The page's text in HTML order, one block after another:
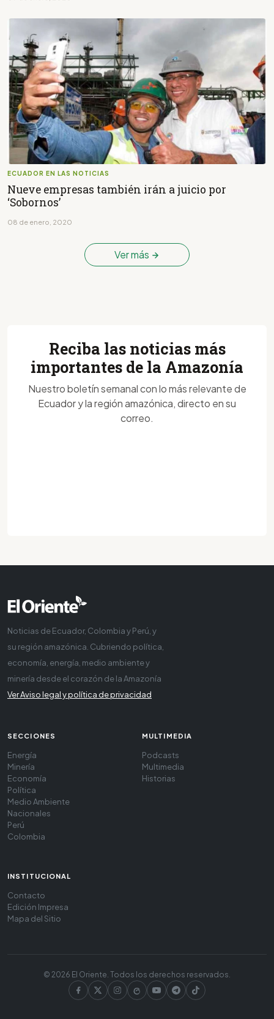
ECUADOR EN LAS NOTICIAS
Nueve empresas también irán a juicio por
‘Sobornos’
08 de enero, 2020
Ver más
Reciba las noticias más
importantes de la Amazonía
Nuestro boletín semanal con lo más relevante de
Ecuador y la región amazónica, directo en su
correo.
Noticias de Ecuador, Colombia y Perú, y
su región amazónica. Cubriendo política,
economía, energía, medio ambiente y
minería desde el corazón de la Amazonía
Ver Aviso legal y política de privacidad
SECCIONES
Energía
Minería
Economía
Política
Medio Ambiente
Nacionales
Perú
Colombia
MULTIMEDIA
Podcasts
Multimedia
Historias
INSTITUCIONAL
Contacto
Edición Impresa
Mapa del Sitio
© 2026 El Oriente. Todos los derechos reservados.